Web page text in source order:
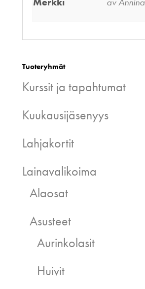
Tuoteryhmät
Kurssit ja tapahtumat
Kuukausijäsenyys
Lahjakortit
Lainavalikoima
Alaosat
Asusteet
Aurinkolasit
Huivit